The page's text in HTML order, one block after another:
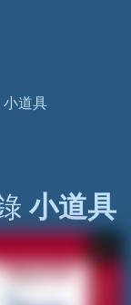
道具
小道具